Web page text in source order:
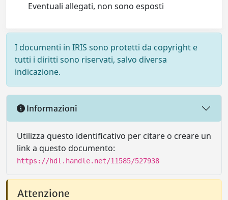
Eventuali allegati, non sono esposti
I documenti in IRIS sono protetti da copyright e
tutti i diritti sono riservati, salvo diversa
indicazione.
Informazioni
Utilizza questo identificativo per citare o creare un
link a questo documento:
https://hdl.handle.net/11585/527938
Attenzione